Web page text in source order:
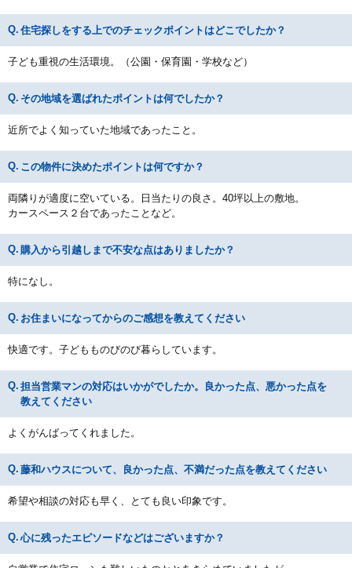
住宅探しをする上でのチェックポイントはどこでしたか？
子ども重視の生活環境。（公園・保育園・学校など）
その地域を選ばれたポイントは何でしたか？
近所でよく知っていた地域であったこと。
この物件に決めたポイントは何ですか？
両隣りが適度に空いている。日当たりの良さ。40坪以上の敷地。
カースペース２台であったことなど。
購入から引越しまで不安な点はありましたか？
特になし。
お住まいになってからのご感想を教えてください
快適です。子どもものびのび暮らしています。
担当営業マンの対応はいかがでしたか。良かった点、悪かった点を
教えてください
よくがんばってくれました。
藤和ハウスについて、良かった点、不満だった点を教えてください
希望や相談の対応も早く、とても良い印象です。
心に残ったエピソードなどはございますか？